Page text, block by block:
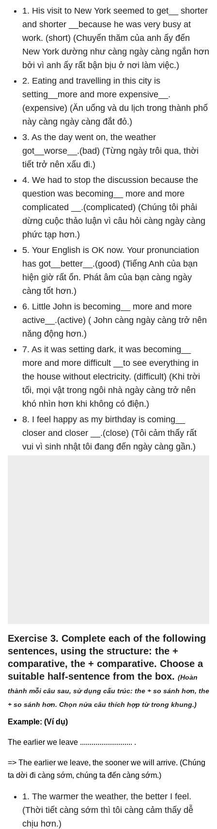
1. His visit to New York seemed to get__ shorter
and shorter __because he was very busy at
work. (short) (Chuyến thăm của anh ấy đến
New York dường như càng ngày càng ngắn hơn
bởi vì anh ấy rất bận bịu ở nơi làm việc.)
2. Eating and travelling in this city is
setting__more and more expensive__.
(expensive) (Ăn uống và du lịch trong thành phố
này càng ngày càng đắt đỏ.)
3. As the day went on, the weather
got__worse__.(bad) (Từng ngày trôi qua, thời
tiết trở nên xấu đi.)
4. We had to stop the discussion because the
question was becoming__ more and more
complicated __.(complicated) (Chúng tôi phải
dừng cuộc thảo luận vì câu hỏi càng ngày càng
phức tạp hơn.)
5. Your English is OK now. Your pronunciation
has got__better__.(good) (Tiếng Anh của bạn
hiện giờ rất ổn. Phát âm của bạn càng ngày
càng tốt hơn.)
6. Little John is becoming__ more and more
active__.(active) ( John càng ngày càng trở nên
năng động hơn.)
7. As it was setting dark, it was becoming__
more and more difficult __to see everything in
the house without electricity. (difficult) (Khi trời
tối, mọi vật trong ngôi nhà ngày càng trở nên
khó nhìn hơn khi không có điện.)
8. I feel happy as my birthday is coming__
closer and closer __.(close) (Tôi cảm thấy rất
vui vì sinh nhật tôi đang đến ngày càng gần.)
Exercise 3. Complete each of the following
sentences, using the structure: the +
comparative, the + comparative. Choose a
suitable half-sentence from the box. (Hoàn
thành mỗi câu sau, sử dụng cấu trúc: the + so sánh hơn, the
+ so sánh hơn. Chọn nửa câu thích hợp từ trong khung.)
Example: (Ví dụ)
The earlier we leave ........................... .
=> The earlier we leave, the sooner we will arrive. (Chúng
ta dời đi càng sớm, chúng ta đến càng sớm.)
1. The warmer the weather, the better I feel.
(Thời tiết càng sớm thì tôi càng cảm thấy dễ
chịu hơn.)